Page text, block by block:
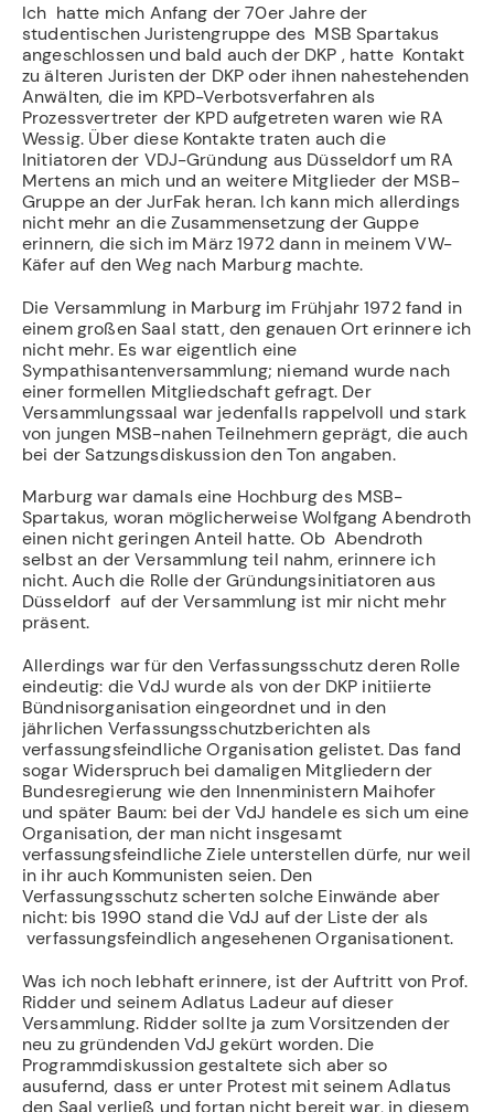
Ich hatte mich Anfang der 70er Jahre der
studentischen Juristengruppe des MSB Spartakus
angeschlossen und bald auch der DKP , hatte Kontakt
zu älteren Juristen der DKP oder ihnen nahestehenden
Anwälten, die im KPD-Verbotsverfahren als
Prozessvertreter der KPD aufgetreten waren wie RA
Wessig. Über diese Kontakte traten auch die
Initiatoren der VDJ-Gründung aus Düsseldorf um RA
Mertens an mich und an weitere Mitglieder der MSB-
Gruppe an der JurFak heran. Ich kann mich allerdings
nicht mehr an die Zusammensetzung der Guppe
erinnern, die sich im März 1972 dann in meinem VW-
Käfer auf den Weg nach Marburg machte.
Die Versammlung in Marburg im Frühjahr 1972 fand in
einem großen Saal statt, den genauen Ort erinnere ich
nicht mehr. Es war eigentlich eine
Sympathisantenversammlung; niemand wurde nach
einer formellen Mitgliedschaft gefragt. Der
Versammlungssaal war jedenfalls rappelvoll und stark
von jungen MSB-nahen Teilnehmern geprägt, die auch
bei der Satzungsdiskussion den Ton angaben.
Marburg war damals eine Hochburg des MSB-
Spartakus, woran möglicherweise Wolfgang Abendroth
einen nicht geringen Anteil hatte. Ob Abendroth
selbst an der Versammlung teil nahm, erinnere ich
nicht. Auch die Rolle der Gründungsinitiatoren aus
Düsseldorf auf der Versammlung ist mir nicht mehr
präsent.
Allerdings war für den Verfassungsschutz deren Rolle
eindeutig: die VdJ wurde als von der DKP initiierte
Bündnisorganisation eingeordnet und in den
jährlichen Verfassungsschutzberichten als
verfassungsfeindliche Organisation gelistet. Das fand
sogar Widerspruch bei damaligen Mitgliedern der
Bundesregierung wie den Innenministern Maihofer
und später Baum: bei der VdJ handele es sich um eine
Organisation, der man nicht insgesamt
verfassungsfeindliche Ziele unterstellen dürfe, nur weil
in ihr auch Kommunisten seien. Den
Verfassungsschutz scherten solche Einwände aber
nicht: bis 1990 stand die VdJ auf der Liste der als
verfassungsfeindlich angesehenen Organisationent.
Was ich noch lebhaft erinnere, ist der Auftritt von Prof.
Ridder und seinem Adlatus Ladeur auf dieser
Versammlung. Ridder sollte ja zum Vorsitzenden der
neu zu gründenden VdJ gekürt worden. Die
Programmdiskussion gestaltete sich aber so
ausufernd, dass er unter Protest mit seinem Adlatus
den Saal verließ und fortan nicht bereit war, in diesem